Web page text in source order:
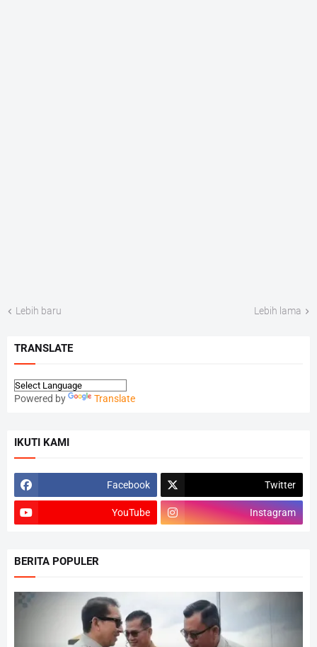
Lebih baru Lebih lama
TRANSLATE
Powered by Translate
IKUTI KAMI
Facebook Twitter
YouTube Instagram
BERITA POPULER